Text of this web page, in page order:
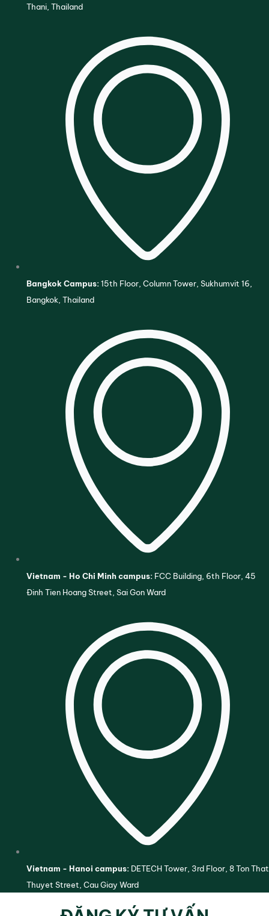
Thani, Thailand
Bangkok Campus:15th Floor, Column Tower, Sukhumvit 16,
Bangkok, Thailand
Vietnam - Ho Chi Minh campus:FCC Building, 6th Floor, 45
Đinh Tien Hoang Street, Sai Gon Ward
Vietnam - Hanoi campus:DETECH Tower, 3rd Floor, 8 Ton That
Thuyet Street, Cau Giay Ward